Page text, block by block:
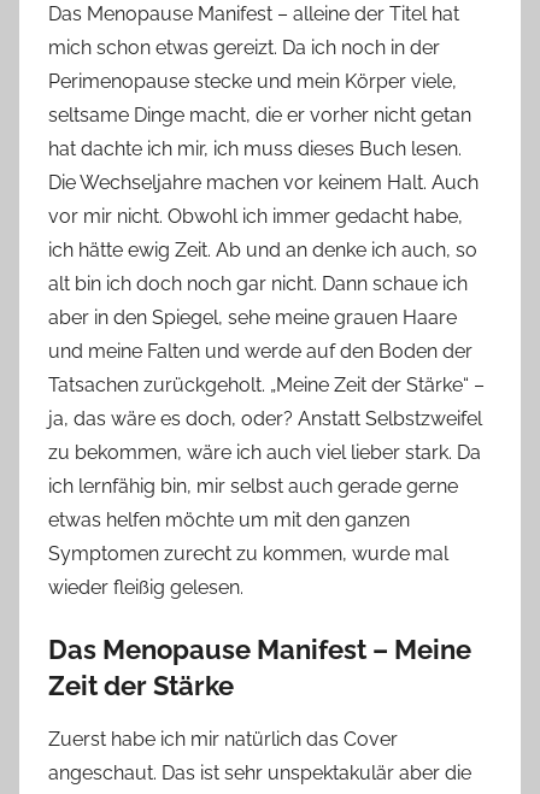
n
Y
v
o
n
n
e
Das Menopause Manifest – alleine der Titel hat
mich schon etwas gereizt. Da ich noch in der
Perimenopause stecke und mein Körper viele,
seltsame Dinge macht, die er vorher nicht getan
hat dachte ich mir, ich muss dieses Buch lesen.
Die Wechseljahre machen vor keinem Halt. Auch
vor mir nicht. Obwohl ich immer gedacht habe,
ich hätte ewig Zeit. Ab und an denke ich auch, so
alt bin ich doch noch gar nicht. Dann schaue ich
aber in den Spiegel, sehe meine grauen Haare
und meine Falten und werde auf den Boden der
Tatsachen zurückgeholt. „Meine Zeit der Stärke“ –
ja, das wäre es doch, oder? Anstatt Selbstzweifel
zu bekommen, wäre ich auch viel lieber stark. Da
ich lernfähig bin, mir selbst auch gerade gerne
etwas helfen möchte um mit den ganzen
Symptomen zurecht zu kommen, wurde mal
wieder fleißig gelesen.
Das Menopause Manifest – Meine
Zeit der Stärke
Zuerst habe ich mir natürlich das Cover
angeschaut. Das ist sehr unspektakulär aber die